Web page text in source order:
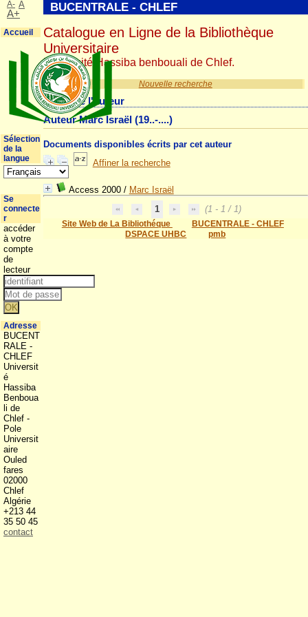
Nouvelle recherche
Détail de l'auteur
Auteur Marc Israël (19..-....)
Documents disponibles écrits par cet auteur
Affiner la recherche
Access 2000/ Marc Israël
1
(1 - 1 / 1)
Site Web de La Bibliothéque
BUCENTRALE - CHLEF
DSPACE UHBC
pmb
BUCENTRALE - CHLEF
Catalogue en Ligne de la Bibliothèque
Universitaire
Université Hassiba benbouali de Chlef.
A- A
A+
Accueil
Sélection
de la
langue
Se
connecte
r
accéder
à votre
compte
de
lecteur
Adresse
BUCENT
RALE -
CHLEF
Universit
é
Hassiba
Benboua
li de
Chlef -
Pole
Universit
aire
Ouled
fares
02000
Chlef
Algérie
+213 44
35 50 45
contact